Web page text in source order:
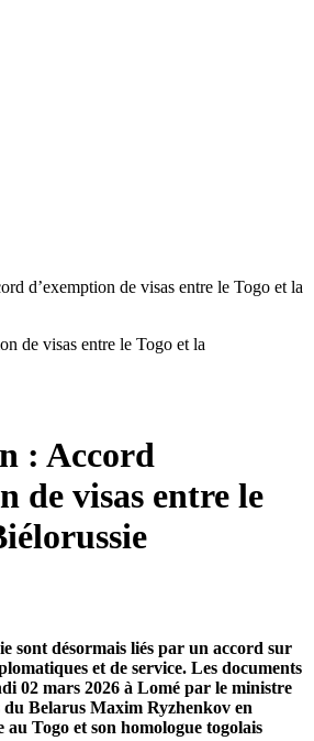
d’exemption de visas entre le Togo et la
de visas entre le Togo et la
: Accord
de visas entre le
sont désormais liés par un accord sur
et de service. Les documents
02 mars 2026 à Lomé par le ministre
du Belarus Maxim Ryzhenkov en
Togo et son homologue togolais